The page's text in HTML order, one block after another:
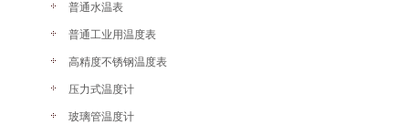
普通水温表
普通工业用温度表
高精度不锈钢温度表
压力式温度计
玻璃管温度计